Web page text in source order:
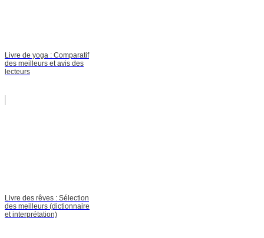
Livre de yoga : Comparatif
des meilleurs et avis des
lecteurs
Livre des rêves : Sélection
des meilleurs (dictionnaire
et interprétation)